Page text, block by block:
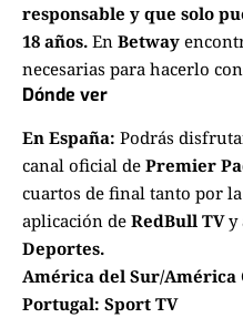
responsable y que solo
18 años. En Betway
necesarias para hacerlo
Dónde ver
En España: Podrás
canal oficial de Premier
cuartos de final tanto por
aplicación de RedBull TVy
Deportes.
América del Sur/América
Portugal: Sport TV